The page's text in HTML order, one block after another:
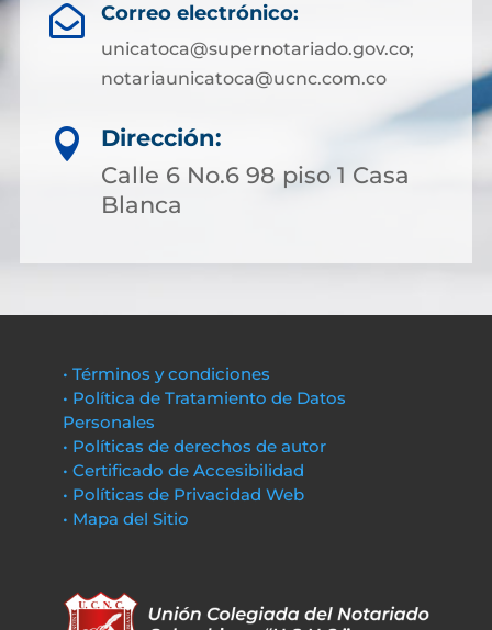
 Correo electrónico:
unicatoca@supernotariado.gov.co;
notariaunicatoca@ucnc.com.co

Dirección:
Calle 6 No.6 98 piso 1 Casa
Blanca
• Términos y condiciones
• Política de Tratamiento de Datos
Personales
• Políticas de derechos de autor
• Certificado de Accesibilidad
• Políticas de Privacidad Web
• Mapa del Sitio